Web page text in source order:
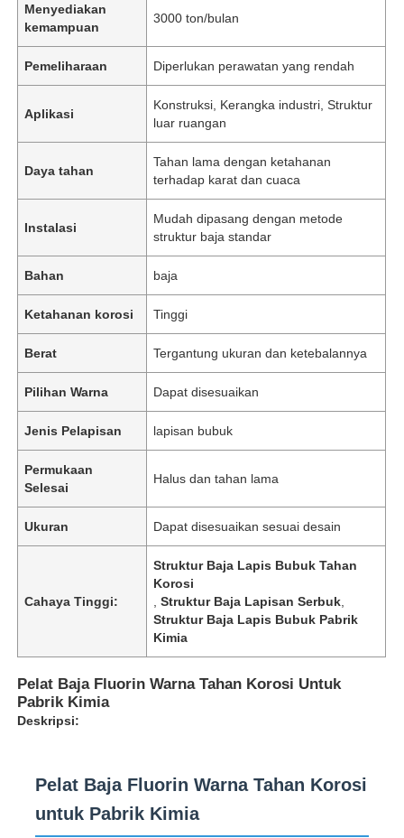
Menyediakan
kemampuan
3000 ton/bulan
Pemeliharaan Diperlukan perawatan yang rendah
Aplikasi
Konstruksi, Kerangka industri, Struktur
luar ruangan
Daya tahan
Tahan lama dengan ketahanan
terhadap karat dan cuaca
Instalasi
Mudah dipasang dengan metode
struktur baja standar
Bahan baja
Ketahanan korosi Tinggi
Berat Tergantung ukuran dan ketebalannya
Pilihan Warna Dapat disesuaikan
Jenis Pelapisan lapisan bubuk
Permukaan
Selesai
Halus dan tahan lama
Ukuran Dapat disesuaikan sesuai desain
Cahaya Tinggi:
Struktur Baja Lapis Bubuk Tahan
Korosi
,Struktur Baja Lapisan Serbuk
Struktur Baja Lapis Bubuk Pabrik
Kimia
Pelat Baja Fluorin Warna Tahan Korosi Untuk
Pabrik Kimia
Deskripsi:
Pelat Baja Fluorin Warna Tahan Korosi
untuk Pabrik Kimia